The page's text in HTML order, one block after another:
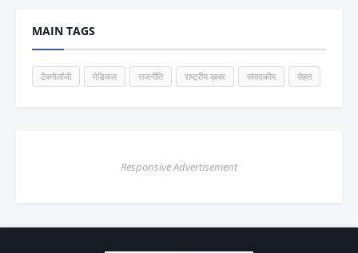
MAIN TAGS
टेक्नोलॉजी मेडिकल राजनीति राष्ट्रीय ख़बर संपादकीय सेहत
Responsive Advertisement